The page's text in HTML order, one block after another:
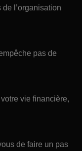
l’organisation
pas de
vie financière,
de faire un pas